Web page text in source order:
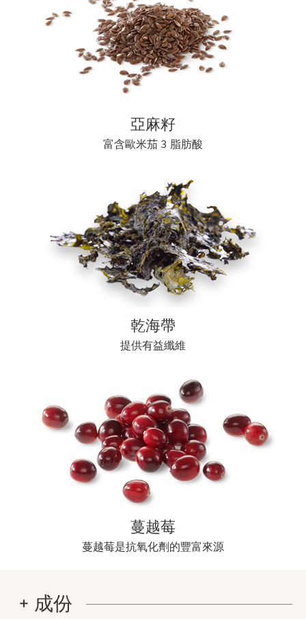
亞麻籽
富含歐米茄 3 脂肪酸
乾海帶
提供有益纖維
蔓越莓
蔓越莓是抗氧化劑的豐富來源
成份